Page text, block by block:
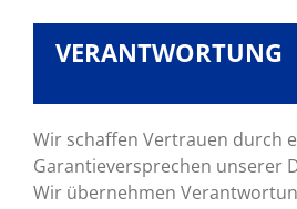
VERANTWORTUNG
Wir schaffen Vertrauen durch
Garantieversprechen unserer
Wir übernehmen